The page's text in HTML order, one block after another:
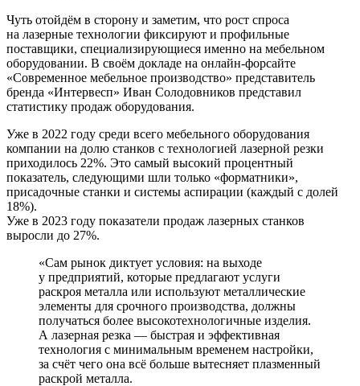
Чуть отойдём в сторону и заметим, что рост спроса
на лазерные технологии фиксируют и профильные
поставщики, специализирующиеся именно на мебельном
оборудовании. В своём докладе на онлайн-­форсайте
«Современное мебельное производство» представитель
бренда «Интервесп» Иван Солодовников представил
статистику продаж оборудования.
Уже в 2022 году среди всего мебельного оборудования
компании на долю станков с технологией лазерной резки
приходилось 22%. Это самый высокий процентный
показатель, следующими шли только «форматники»,
присадочные станки и системы аспирации (каждый с долей
18%).
Уже в 2023 году показатели продаж лазерных станков
выросли до 27%.
«Сам рынок диктует условия: на выходе
у предприятий, которые предлагают услуги
раскроя металла или используют металлические
элементы для срочного производства, должны
получаться более высокотехнологичные изделия.
А лазерная резка — быстрая и эффективная
технология с минимальным временем настройки,
за счёт чего она всё больше вытесняет плазменный
раскрой металла.